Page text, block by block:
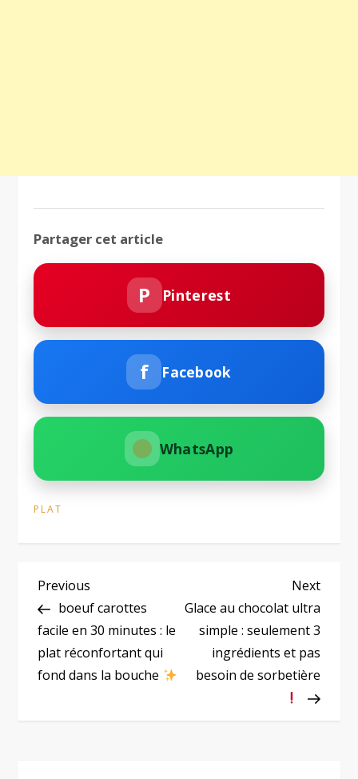
Partager cet article
P Pinterest
f Facebook
WhatsApp
PLAT
N
a
v
Previous
Post
Previous
boeuf carottes
facile en 30 minutes : le
plat réconfortant qui
fond dans la bouche
Next
Post
Next
Glace au chocolat ultra
simple : seulement 3
ingrédients et pas
besoin de sorbetière